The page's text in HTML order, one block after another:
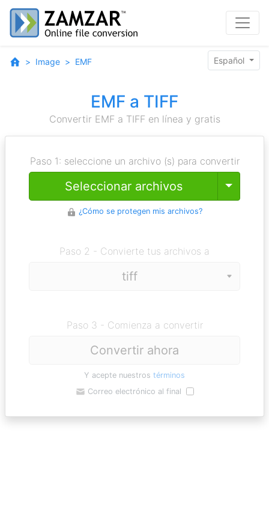
Image EMF Español
EMF a TIFF
Convertir EMF a TIFF en línea y gratis
Paso 1: seleccione un archivo (s) para convertir
Seleccionar archivos Toggle
¿Cómo se protegen mis archivos?
Paso 2 - Convierte tus archivos a
Paso 3 - Comienza a convertir
Convertir ahora
Y acepte nuestros términos
Correo electrónico al final